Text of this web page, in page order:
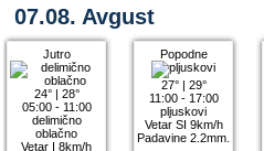
07.08. Avgust
Jutro
24°| 28°
05:00 - 11:00
delimično
oblačno
Vetar I 8km/h
Popodne
27°| 29°
11:00 - 17:00
pljuskovi
Vetar SI 9km/h
Padavine 2.2mm.